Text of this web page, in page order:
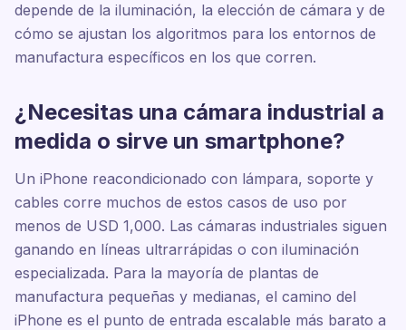
depende de la iluminación, la elección de cámara y de
cómo se ajustan los algoritmos para los entornos de
manufactura específicos en los que corren.
¿Necesitas una cámara industrial a
medida o sirve un smartphone?
Un iPhone reacondicionado con lámpara, soporte y
cables corre muchos de estos casos de uso por
menos de USD 1,000. Las cámaras industriales siguen
ganando en líneas ultrarrápidas o con iluminación
especializada. Para la mayoría de plantas de
manufactura pequeñas y medianas, el camino del
iPhone es el punto de entrada escalable más barato a